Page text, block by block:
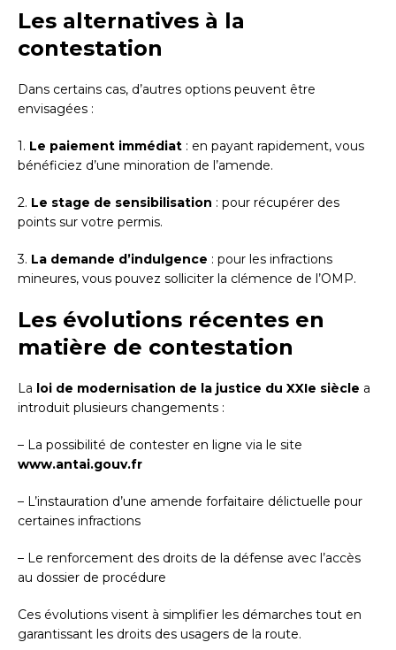
Les alternatives à la
contestation
Dans certains cas, d’autres options peuvent être
envisagées :
1. Le paiement immédiat : en payant rapidement, vous
bénéficiez d’une minoration de l’amende.
2. Le stage de sensibilisation : pour récupérer des
points sur votre permis.
3. La demande d’indulgence : pour les infractions
mineures, vous pouvez solliciter la clémence de l’OMP.
Les évolutions récentes en
matière de contestation
La loi de modernisation de la justice du XXIe siècle a
introduit plusieurs changements :
– La possibilité de contester en ligne via le site
www.antai.gouv.fr
– L’instauration d’une amende forfaitaire délictuelle pour
certaines infractions
– Le renforcement des droits de la défense avec l’accès
au dossier de procédure
Ces évolutions visent à simplifier les démarches tout en
garantissant les droits des usagers de la route.